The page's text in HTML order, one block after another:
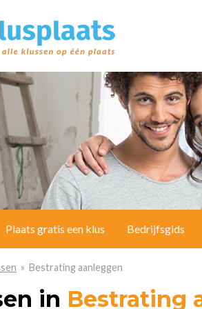
Plaats gratis een klus Bedrijfsgids
» Bestrating aanleggen
in Bestrating